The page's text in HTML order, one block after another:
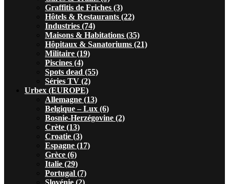
Graffitis de Friches (3)
Hôtels & Restaurants (22)
Industries (74)
Maisons & Habitations (35)
Hôpitaux & Sanatoriums (21)
Militaire (19)
Piscines (4)
Spots dead (55)
Séries TV (2)
Urbex (EUROPE)
Allemagne (13)
Belgique – Lux (6)
Bosnie-Herzégovine (2)
Crète (13)
Croatie (3)
Espagne (17)
Grèce (6)
Italie (29)
Portugal (7)
Slovénie (2)